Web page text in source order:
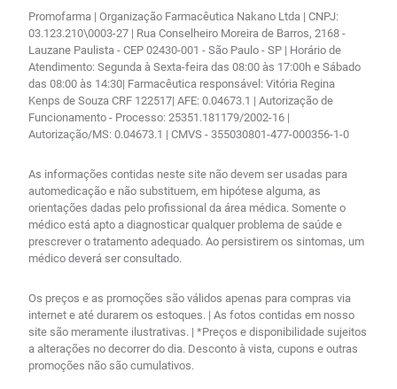
Promofarma | Organização Farmacêutica Nakano Ltda | CNPJ:
03.123.210\0003-27 | Rua Conselheiro Moreira de Barros, 2168 -
Lauzane Paulista - CEP 02430-001 - São Paulo - SP | Horário de
Atendimento: Segunda à Sexta-feira das 08:00 às 17:00h e Sábado
das 08:00 às 14:30| Farmacêutica responsável: Vitória Regina
Kenps de Souza CRF 122517| AFE: 0.04673.1 | Autorização de
Funcionamento - Processo: 25351.181179/2002-16 |
Autorização/MS: 0.04673.1 | CMVS - 355030801-477-000356-1-0
As informações contidas neste site não devem ser usadas para
automedicação e não substituem, em hipótese alguma, as
orientações dadas pelo profissional da área médica. Somente o
médico está apto a diagnosticar qualquer problema de saúde e
prescrever o tratamento adequado. Ao persistirem os sintomas, um
médico deverá ser consultado.
Os preços e as promoções são válidos apenas para compras via
internet e até durarem os estoques. | As fotos contidas em nosso
site são meramente ilustrativas. | *Preços e disponibilidade sujeitos
a alterações no decorrer do dia. Desconto à vista, cupons e outras
promoções não são cumulativos.